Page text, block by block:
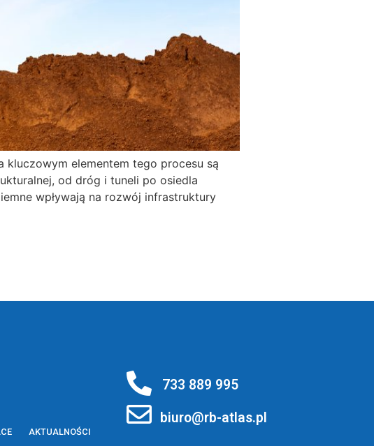
kluczowym elementem tego procesu są
od dróg i tuneli po osiedla
wpływają na rozwój infrastruktury
AKTUALNOŚCI
733 889 995
biuro@rb-atlas.pl